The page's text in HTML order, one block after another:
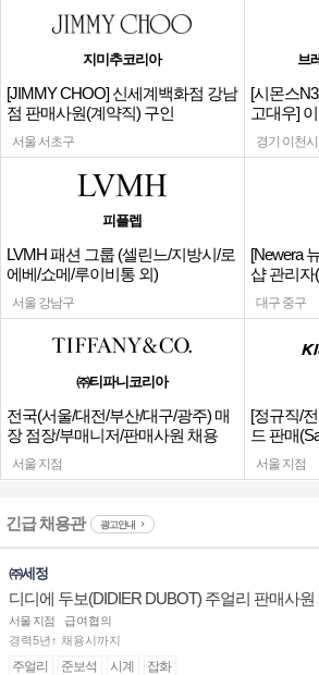
지미추코리아
[JIMMY CHOO] 신세계백화점 강남
점 판매사원(계약직) 구인
서울 서초구
브
[시몬스
고대우]
경기 이천시
피플렙
LVMH 패션 그룹 (셀린느/지방시/로
에베/쇼메/루이비통 외)
서울 강남구
[Newera
샵 관리자
대구 중구
㈜티파니코리아
전국(서울/대전/부산/대구/광주) 매
장 점장/부매니저/판매사원 채용
서울 지점
[정규직/
드 판매
서울 지점
긴급 채용관 광고안내
㈜세정
디디에 두보(DIDIER DUBOT) 주얼리 판매사
서울 지점
급여협의
경력5년↑ 채용시까지
주얼리 준보석 시계 잡화